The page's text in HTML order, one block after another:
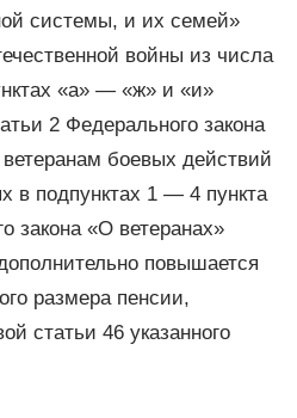
системы, и их семей»
войны из числа
«а» — «ж» и «и»
2 Федерального закона
боевых действий
в подпунктах 1 — 4 пункта
закона «О ветеранах»
повышается
размера пенсии,
статьи 46 указанного